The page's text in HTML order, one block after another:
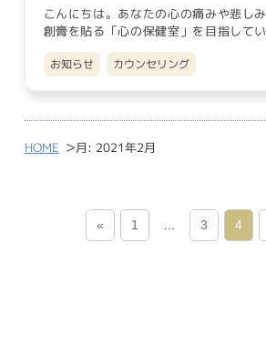
こんにちは。あなたの心の痛みや悲し
創膏を貼る「心の保健室」を目指して
今日2月2日（ニャ…
お知らせ カウンセリング
HOME >月: 2021年2月
« 1 3 4